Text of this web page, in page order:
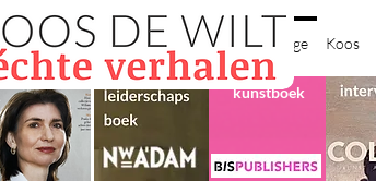
New Page Koos
kunstboek